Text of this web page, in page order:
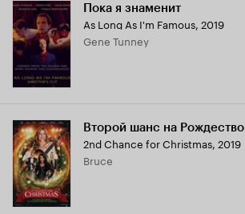
Пока я знаменит
As Long As I'm Famous, 2019
Gene Tunney
Второй шанс на Рождество
2nd Chance for Christmas, 2019
Bruce